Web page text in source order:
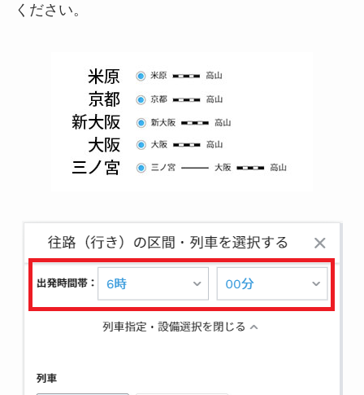
ください。